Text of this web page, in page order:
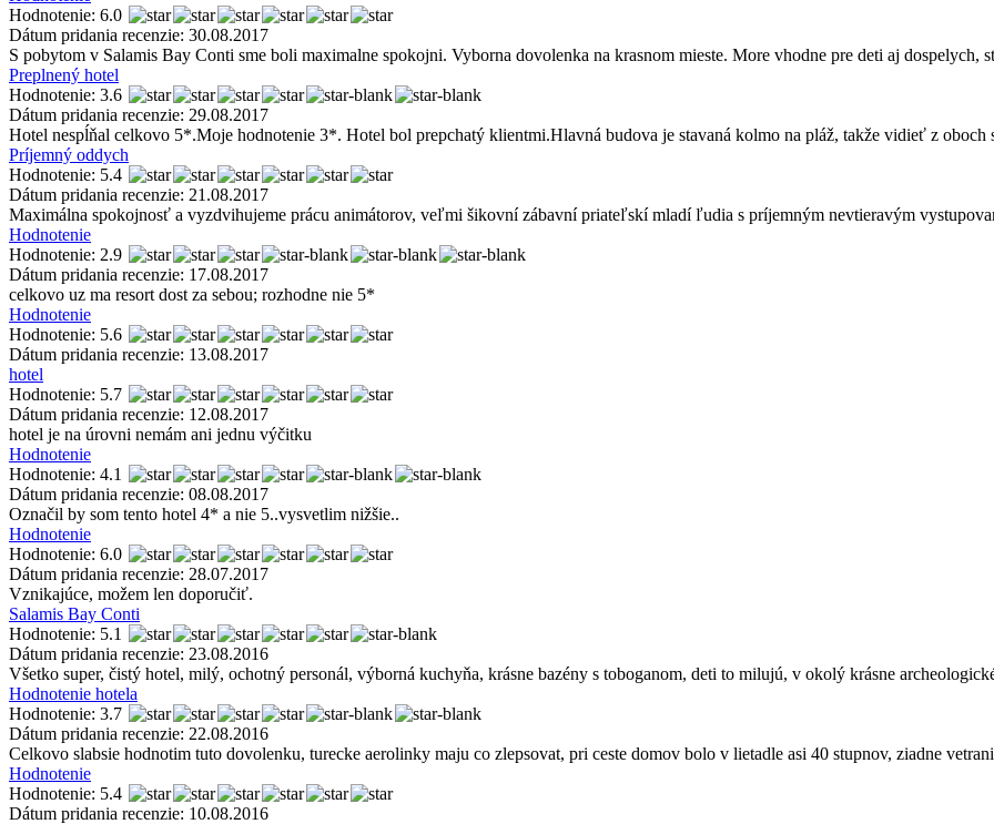
Hodnotenie: 6.0
Dátum pridania recenzie: 30.08.2017
S pobytom v Salamis Bay Conti sme boli maximalne spokojni. Vyborna dovolenka na krasnom mieste. More vhodne pre deti aj dospelych,
Preplnený hotel
Hodnotenie: 3.6
Dátum pridania recenzie: 29.08.2017
Hotel nespĺňal celkovo 5*.Moje hodnotenie 3*. Hotel bol prepchatý klientmi.Hlavná budova je stavaná kolmo na pláž, takže vidieť z
Príjemný oddych
Hodnotenie: 5.4
Dátum pridania recenzie: 21.08.2017
Maximálna spokojnosť a vyzdvihujeme prácu animátorov, veľmi šikovní zábavní priateľskí mladí ľudia s príjemným nevtieravým
Hodnotenie
Hodnotenie: 2.9
Dátum pridania recenzie: 17.08.2017
celkovo uz ma resort dost za sebou; rozhodne nie 5*
Hodnotenie
Hodnotenie: 5.6
Dátum pridania recenzie: 13.08.2017
hotel
Hodnotenie: 5.7
Dátum pridania recenzie: 12.08.2017
hotel je na úrovni nemám ani jednu výčitku
Hodnotenie
Hodnotenie: 4.1
Dátum pridania recenzie: 08.08.2017
Označil by som tento hotel 4* a nie 5..vysvetlim nižšie..
Hodnotenie
Hodnotenie: 6.0
Dátum pridania recenzie: 28.07.2017
Vznikajúce, možem len doporučiť.
Salamis Bay Conti
Hodnotenie: 5.1
Dátum pridania recenzie: 23.08.2016
Všetko super, čistý hotel, milý, ochotný personál, výborná kuchyňa, krásne bazény s toboganom, deti to milujú, v okolý krásne
Hodnotenie hotela
Hodnotenie: 3.7
Dátum pridania recenzie: 22.08.2016
Celkovo slabsie hodnotim tuto dovolenku, turecke aerolinky maju co zlepsovat, pri ceste domov bolo v lietadle asi 40 stupnov, ziadne
Hodnotenie
Hodnotenie: 5.4
Dátum pridania recenzie: 10.08.2016